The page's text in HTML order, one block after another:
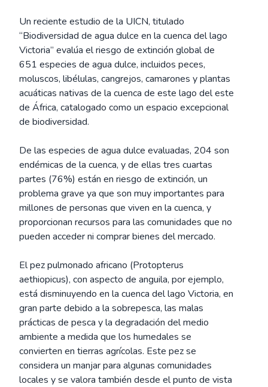
Un reciente estudio de la UICN, titulado
“Biodiversidad de agua dulce en la cuenca del lago
Victoria” evalúa el riesgo de extinción global de
651 especies de agua dulce, incluidos peces,
moluscos, libélulas, cangrejos, camarones y plantas
acuáticas nativas de la cuenca de este lago del este
de África, catalogado como un espacio excepcional
de biodiversidad.
De las especies de agua dulce evaluadas, 204 son
endémicas de la cuenca, y de ellas tres cuartas
partes (76%) están en riesgo de extinción, un
problema grave ya que son muy importantes para
millones de personas que viven en la cuenca, y
proporcionan recursos para las comunidades que no
pueden acceder ni comprar bienes del mercado.
El pez pulmonado africano (Protopterus
aethiopicus), con aspecto de anguila, por ejemplo,
está disminuyendo en la cuenca del lago Victoria, en
gran parte debido a la sobrepesca, las malas
prácticas de pesca y la degradación del medio
ambiente a medida que los humedales se
convierten en tierras agrícolas. Este pez se
considera un manjar para algunas comunidades
locales y se valora también desde el punto de vista